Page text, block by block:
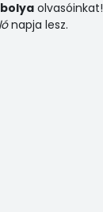
olvasóinkat!
napja lesz.